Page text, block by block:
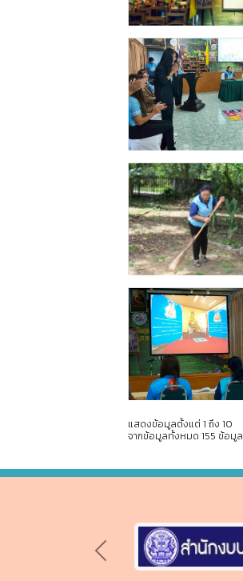
แสดงข้อมูลตั้งแต่ 1 ถึง 10
จากข้อมูลทั้งหมด 155 ข้อมูล
Previous